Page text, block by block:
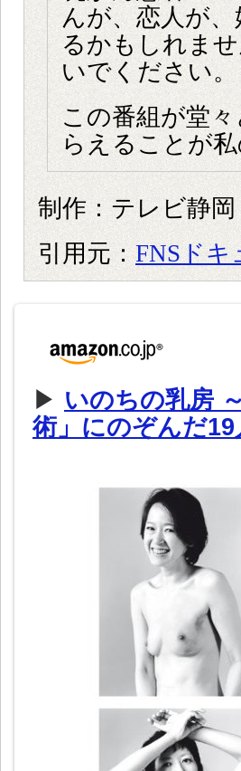
んが、恋人が
るかもしれま
いでください。
この番組が堂
らえることが
制作：テレビ静岡
引用元： FNSドキ
▶ いのちの乳房
術」にのぞんだ19